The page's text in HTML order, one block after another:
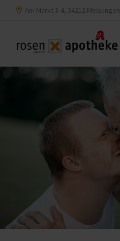
Am Markt 3-4, 34212 Melsungen